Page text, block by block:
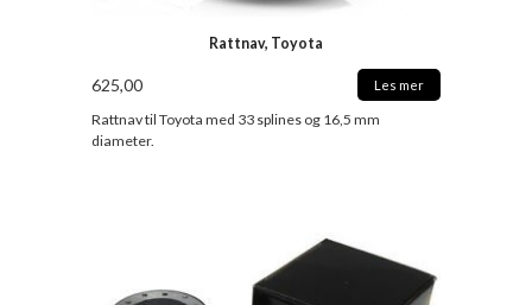
Rattnav, Toyota
625,00 Les mer
Rattnav til Toyota med 33 splines og 16,5 mm
diameter.